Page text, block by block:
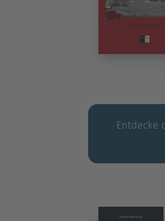
Entdecke